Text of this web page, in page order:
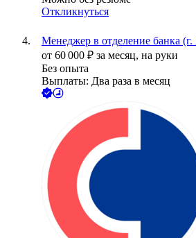
Откликнуться
Менеджер в отделение банка
от 60 000 ₽ за месяц, на руки
Без опыта
Выплаты: Два раза в месяц